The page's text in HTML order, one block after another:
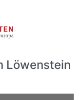
Löwenstein